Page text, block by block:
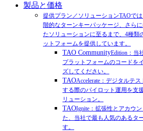
製品と価格
提供プラン／ソリューションTAOで
階的なターンキーパッケージ、さら
たソリューションに至るまで、4種類
ットフォームを提供しています。
TAO CommunityEdition：当
プラットフォームのコードを
ズしてください。
TAOAccelerate：デジタルテ
する際のパイロット運用を支
リューション。
TAOIgnite：拡張性とアカウ
た、当社で最も人気のあるタ
す。